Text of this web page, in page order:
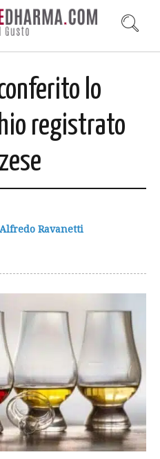
lo
registrato
Alfredo Ravanetti